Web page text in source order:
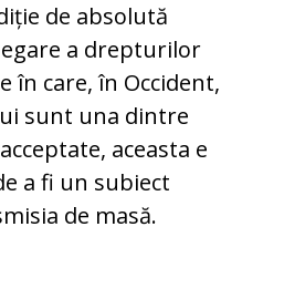
de absolută
a drepturilor
în care, în Occident,
sunt una dintre
aceasta e
a fi un subiect
de masă.